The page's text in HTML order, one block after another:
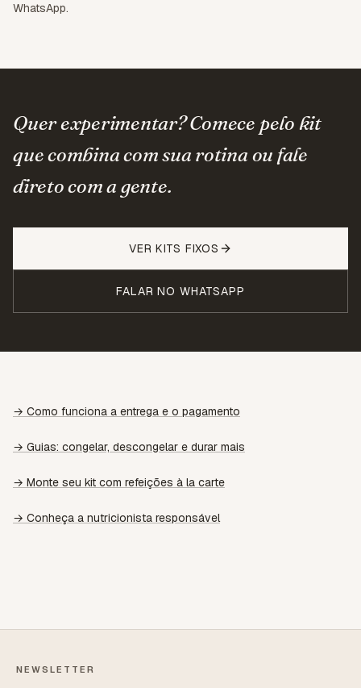
WhatsApp.
Quer experimentar? Comece pelo kit
que combina com sua rotina ou fale
direto com a gente.
VER KITS FIXOS
FALAR NO WHATSAPP
→ Como funciona a entrega e o pagamento
→ Guias: congelar, descongelar e durar mais
→ Monte seu kit com refeições à la carte
→ Conheça a nutricionista responsável
NEWSLETTER